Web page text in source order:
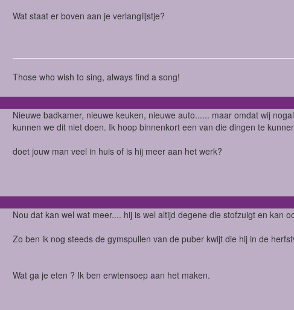
Wat staat er boven aan je verlanglijstje?
Those who wish to sing, always find a song!
Nieuwe badkamer, nieuwe keuken, nieuwe auto...... maar omdat wij
kunnen we dit niet doen. Ik hoop binnenkort een van die dingen te
doet jouw man veel in huis of is hij meer aan het werk?
Nou dat kan wel wat meer.... hij is wel altijd degene die stofzuigt en kan
Zo ben ik nog steeds de gymspullen van de puber kwijt die hij in de
Wat ga je eten ? Ik ben erwtensoep aan het maken.